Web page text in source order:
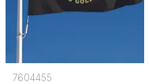
7604455